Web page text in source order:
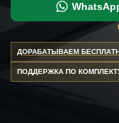
ДОРАБАТЫВАЕМ
ПОДДЕРЖКА ПО